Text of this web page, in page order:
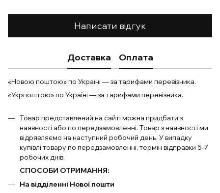
Написати відгук
Доставка Оплата
«Новою поштою» по Україні — за тарифами перевізника.
«Укрпоштою» по Україні — за тарифами перевізника.
Товар представлений на сайті можна придбати з
наявності або по передзамовленні. Товар з наявності ми
відрявляємо на наступний робочий день. У випадку
купівлі товару по передзамовленні, термін відправки 5-7
робочих днів.
СПОСОБИ ОТРИМАННЯ:
На відділенні Нової пошти